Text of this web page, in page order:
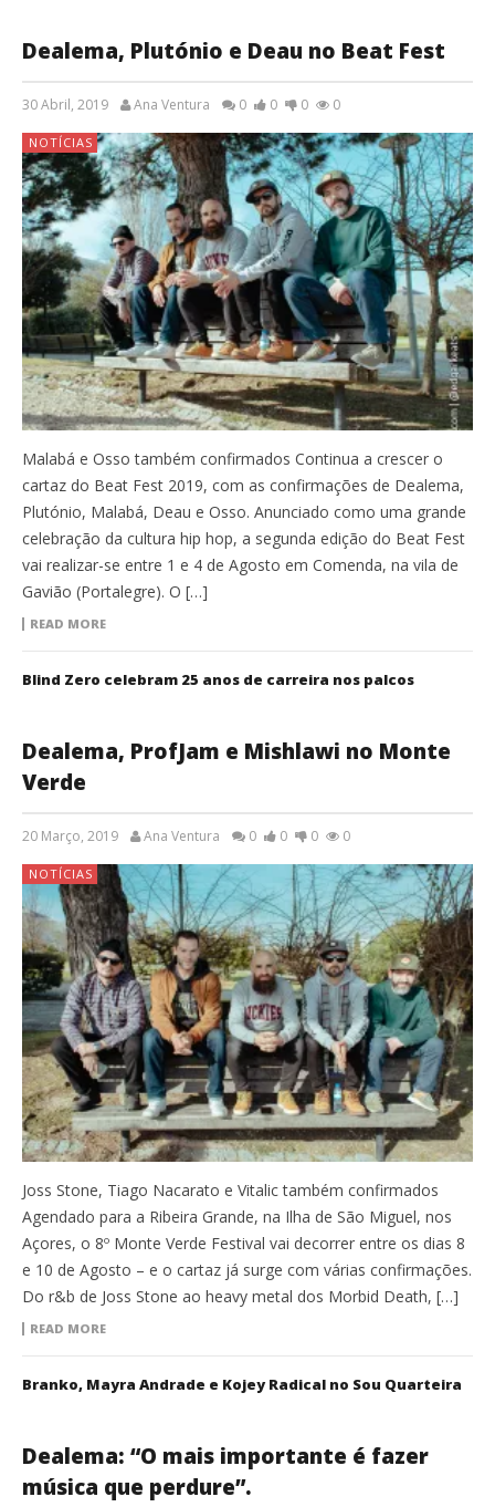
Dealema, Plutónio e Deau no Beat Fest
30 Abril, 2019 Ana Ventura 0 0 0 0
NOTÍCIAS
Malabá e Osso também confirmados Continua a crescer o
cartaz do Beat Fest 2019, com as confirmações de Dealema,
Plutónio, Malabá, Deau e Osso. Anunciado como uma grande
celebração da cultura hip hop, a segunda edição do Beat Fest
vai realizar-se entre 1 e 4 de Agosto em Comenda, na vila de
Gavião (Portalegre). O […]
READ MORE
Blind Zero celebram 25 anos de carreira nos palcos
Dealema, ProfJam e Mishlawi no Monte
Verde
20 Março, 2019 Ana Ventura 0 0 0 0
NOTÍCIAS
Joss Stone, Tiago Nacarato e Vitalic também confirmados
Agendado para a Ribeira Grande, na Ilha de São Miguel, nos
Açores, o 8º Monte Verde Festival vai decorrer entre os dias 8
e 10 de Agosto – e o cartaz já surge com várias confirmações.
Do r&b de Joss Stone ao heavy metal dos Morbid Death, […]
READ MORE
Branko, Mayra Andrade e Kojey Radical no Sou Quarteira
Dealema: “O mais importante é fazer
música que perdure”.